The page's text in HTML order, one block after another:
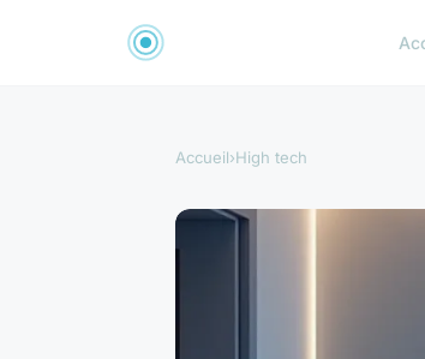
Accueil›High tech